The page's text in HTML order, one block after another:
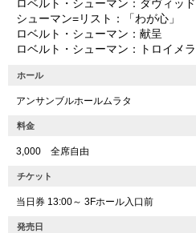
ロベルト・シューマン：ダヴィッ
シューマン=リスト：「わが心」
ロベルト・シューマン：献呈
ロベルト・シューマン：トロイメ
ホール
アンサンブルホールムラタ
料金
3,000 全席自由
チケット
当日券 13:00～ 3Fホール入口前
発売日